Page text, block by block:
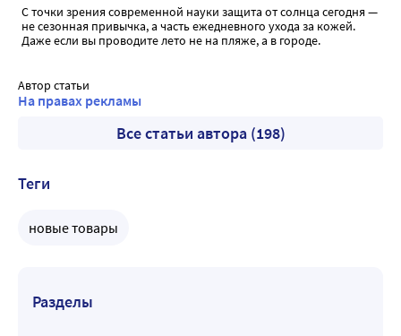
С точки зрения современной науки защита от солнца сегодня —
не сезонная привычка, а часть ежедневного ухода за кожей.
Даже если вы проводите лето не на пляже, а в городе.
Автор статьи
На правах рекламы
Все статьи автора (198)
Теги
новые товары
Разделы